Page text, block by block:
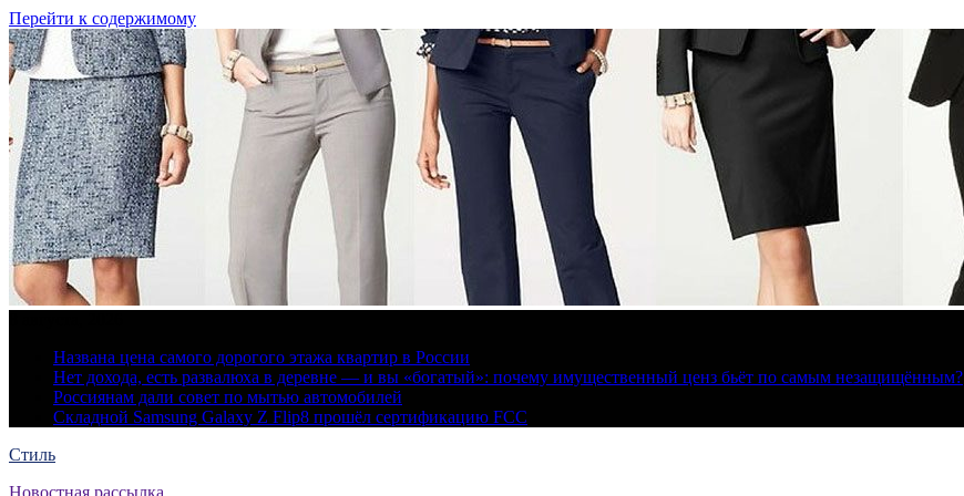
Перейти к содержимому
Названа цена самого дорогого этажа квартир в России
Нет дохода, есть развалюха в деревне — и вы «богатый»: почему имущественный ценз бьёт по самым незащищённым?
Россиянам дали совет по мытью автомобилей
Складной Samsung Galaxy Z Flip8 прошёл сертификацию FCC
Стиль
Новостная рассылка